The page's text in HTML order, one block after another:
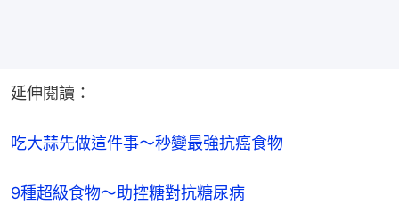
延伸閱讀：
吃大蒜先做這件事～秒變最強抗癌食物
9種超級食物～助控糖對抗糖尿病